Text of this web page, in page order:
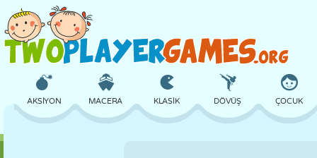
AKSIYON MACERA KLASIK DÖVÜŞ ÇOCUK